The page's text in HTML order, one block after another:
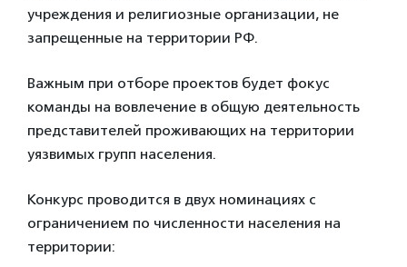
учреждения и религиозные организации, не
запрещенные на территории РФ.
Важным при отборе проектов будет фокус
команды на вовлечение в общую деятельность
представителей проживающих на территории
уязвимых групп населения.
Конкурс проводится в двух номинациях с
ограничением по численности населения на
территории: